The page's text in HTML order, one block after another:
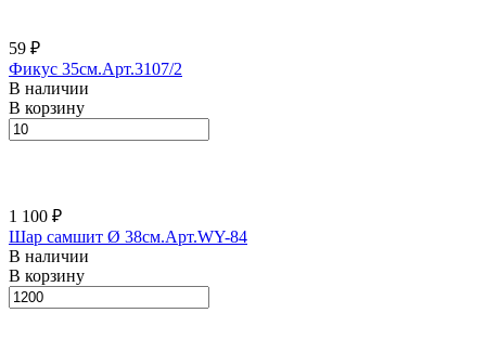
59 ₽
Фикус 35см.Арт.3107/2
В наличии
В корзину
1 100 ₽
Шар самшит Ø 38см.Арт.WY-84
В наличии
В корзину